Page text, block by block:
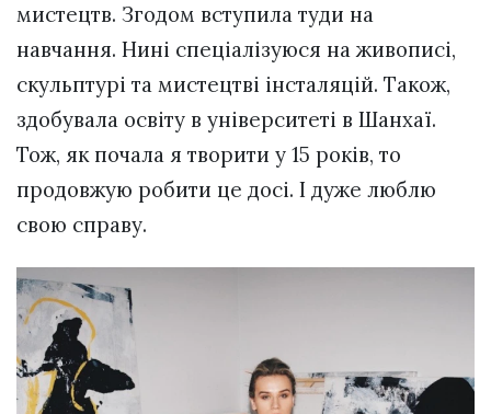
мистецтв. Згодом вступила туди на
навчання. Нині спеціалізуюся на живописі,
скульптурі та мистецтві інсталяцій. Також,
здобувала освіту в університеті в Шанхаї.
Тож, як почала я творити у 15 років, то
продовжую робити це досі. І дуже люблю
свою справу.